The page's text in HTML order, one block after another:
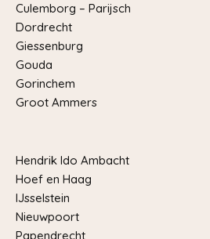
Culemborg – Parijsch
Dordrecht
Giessenburg
Gouda
Gorinchem
Groot Ammers
Hendrik Ido Ambacht
Hoef en Haag
IJsselstein
Nieuwpoort
Papendrecht